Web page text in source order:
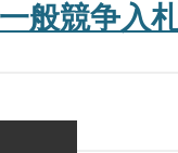
般競争入